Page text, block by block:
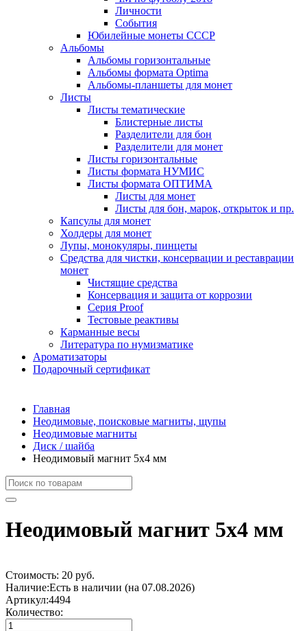
Личности
События
Юбилейные монеты СССР
Альбомы
Альбомы горизонтальные
Альбомы формата Optima
Альбомы-планшеты для монет
Листы
Листы тематические
Блистерные листы
Разделители для бон
Разделители для монет
Листы горизонтальные
Листы формата НУМИС
Листы формата ОПТИМА
Листы для монет
Листы для бон, марок, открыток и пр.
Капсулы для монет
Холдеры для монет
Лупы, монокуляры, пинцеты
Средства для чистки, консервации и реставрации
монет
Чистящие средства
Консервация и защита от коррозии
Серия Proof
Тестовые реактивы
Карманные весы
Литература по нумизматике
Ароматизаторы
Подарочный сертификат
Главная
Неодимовые, поисковые магниты, щупы
Неодимовые магниты
Диск / шайба
Неодимовый магнит 5х4 мм
Неодимовый магнит 5х4 мм
Стоимость: 20 руб.
Наличие:Есть в наличии (на 07.08.2026)
Артикул:4494
Количество: